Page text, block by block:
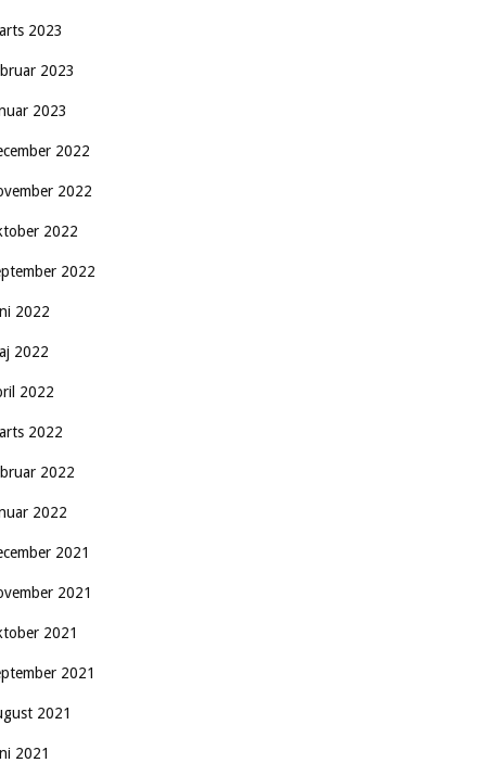
2023
2023
2023
2022
2022
2022
2022
2022
2022
2022
2022
2022
2022
2021
2021
2021
2021
2021
2021